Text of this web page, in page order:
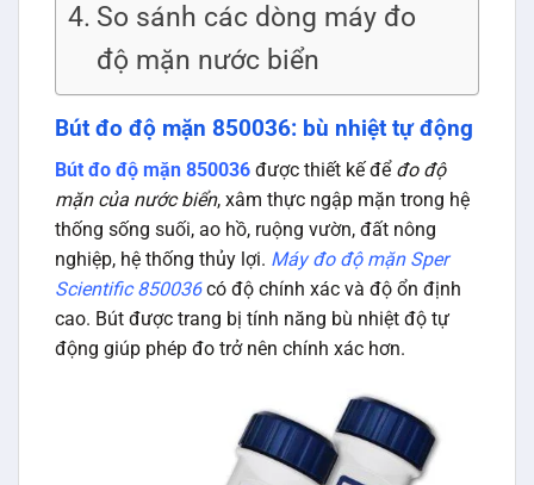
So sánh các dòng máy đo
độ mặn nước biển
Bút đo độ mặn 850036: bù nhiệt tự động
Bút đo độ mặn 850036 được thiết kế để đo độ
mặn của nước biển, xâm thực ngập mặn trong hệ
thống sống suối, ao hồ, ruộng vườn, đất nông
nghiệp, hệ thống thủy lợi. Máy đo độ mặn Sper
Scientific 850036có độ chính xác và độ ổn định
cao. Bút được trang bị tính năng bù nhiệt độ tự
động giúp phép đo trở nên chính xác hơn.